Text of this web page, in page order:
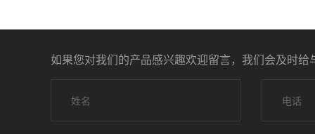
如果您对我们的产品感兴趣欢迎留言，我们会及时